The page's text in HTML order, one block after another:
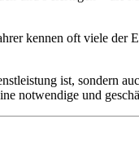
kennen oft viele
ist, sondern
notwendige und